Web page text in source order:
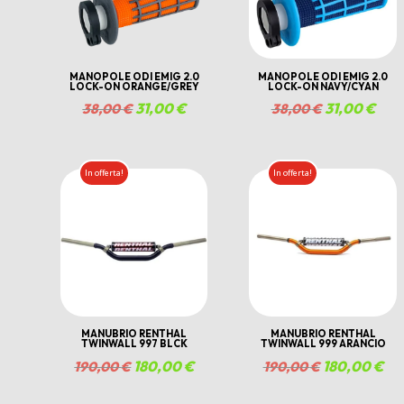
MANOPOLE ODI EMIG 2.0
LOCK-ON ORANGE/GREY
38,00€Il
31,00€Il
MANOPOLE ODI EMIG 2.0
LOCK-ON NAVY/CYAN
38,00€Il
31,00€Il
In offerta!
MANUBRIO RENTHAL
TWINWALL 997 BLCK
190,00€ Il
180,00€Il
In offerta!
MANUBRIO RENTHAL
TWINWALL 999 ARANCIO
190,00€Il180,00€Il